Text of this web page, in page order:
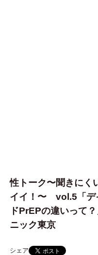
性トーク〜聞きにく
イイ！〜 vol.5「デ
ドPrEPの違いって
ニック東京
シェア